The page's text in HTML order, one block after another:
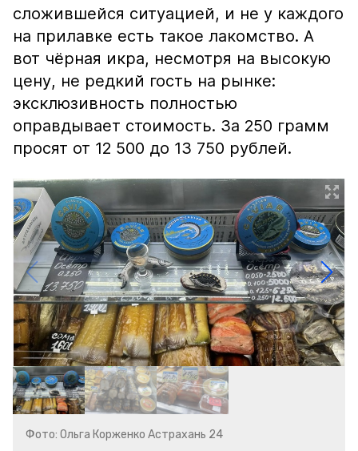
сложившейся ситуацией, и не у каждого
на прилавке есть такое лакомство. А
вот чёрная икра, несмотря на высокую
цену, не редкий гость на рынке:
эксклюзивность полностью
оправдывает стоимость. За 250 грамм
просят от 12 500 до 13 750 рублей.
Фото: Ольга Корженко Астрахань 24